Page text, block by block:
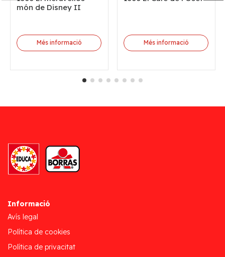
món de Disney II
Més informació Més informació
Informació
Avís legal
Política de cookies
Política de privacitat